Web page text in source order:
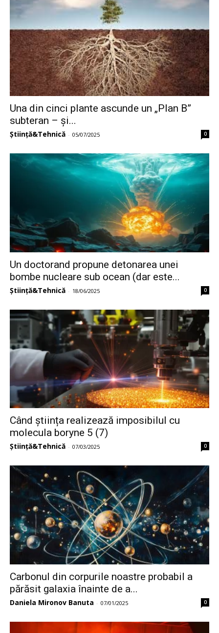
Una din cinci plante ascunde un „Plan B”
subteran – și...
Știință&Tehnică - 05/07/2025 0
Un doctorand propune detonarea unei
bombe nucleare sub ocean (dar este...
Știință&Tehnică - 18/06/2025 0
Când știința realizează imposibilul cu
molecula boryne 5 (7)
Știință&Tehnică - 07/03/2025 0
Carbonul din corpurile noastre probabil a
părăsit galaxia înainte de a...
Daniela Mironov Banuta - 07/01/2025 0